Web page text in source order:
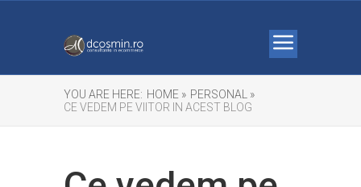
YOU ARE HERE: HOME » PERSONAL »
CE VEDEM PE VIITOR IN ACEST BLOG